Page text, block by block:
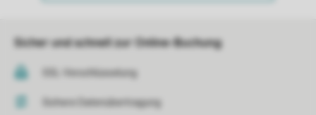
Sicher und schnell zur Online-Buchung
SSL-Verschlüsselung
Sichere Datenübertragung